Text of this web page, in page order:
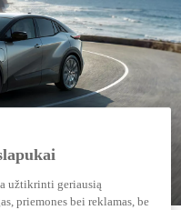
užtikrinti geriausią
priemones bei reklamas, be